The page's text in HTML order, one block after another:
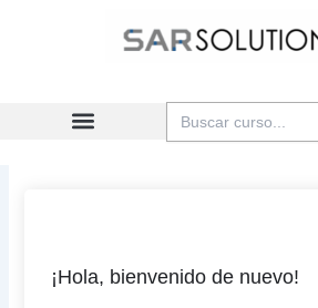
Buscar:
¡Hola, bienvenido de nuevo!